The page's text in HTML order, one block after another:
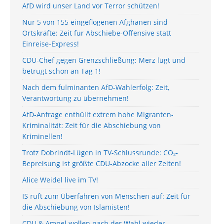
AfD wird unser Land vor Terror schützen!
Nur 5 von 155 eingeflogenen Afghanen sind
Ortskräfte: Zeit für Abschiebe-Offensive statt
Einreise-Express!
CDU-Chef gegen Grenzschließung: Merz lügt und
betrügt schon an Tag 1!
Nach dem fulminanten AfD-Wahlerfolg: Zeit,
Verantwortung zu übernehmen!
AfD-Anfrage enthüllt extrem hohe Migranten-
Kriminalität: Zeit für die Abschiebung von
Kriminellen!
Trotz Dobrindt-Lügen in TV-Schlussrunde: CO₂-
Bepreisung ist größte CDU-Abzocke aller Zeiten!
Alice Weidel live im TV!
IS ruft zum Überfahren von Menschen auf: Zeit für
die Abschiebung von Islamisten!